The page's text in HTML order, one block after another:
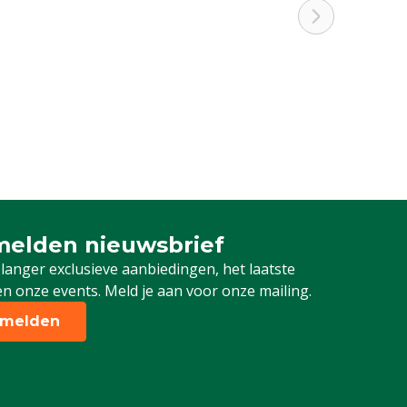
nieuwsbrief
exclusieve aanbiedingen, het laatste
onze events. Meld je aan voor onze mailing.
in voor onze nieuwsbrief